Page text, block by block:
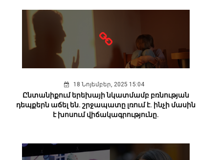
18 Նոյեմբեր, 2025 15:04
Ընտանիքում երեխայի նկատմամբ բռնության
դեպքերն աճել են. շրջապատը լռում է. ինչի մասին
է խոսում վիճակագրությունը.